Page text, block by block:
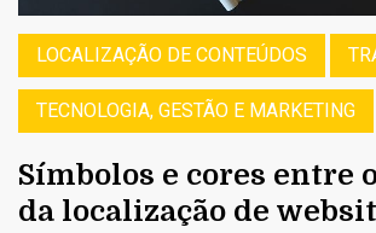
LOCALIZAÇÃO DE CONTEÚDOS
TECNOLOGIA, GESTÃO E MARKETING
Símbolos e cores entre
da localização de